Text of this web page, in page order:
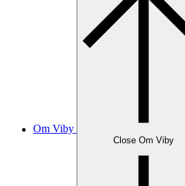
Om Viby